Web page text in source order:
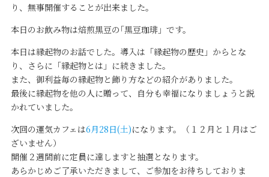
り、無事開催することが出来ました。
本日のお飲み物は焙煎黒豆の｢黒豆珈琲」です。
本日は縁起物のお話でした。導入は「縁起物の歴史」からとな
り、さらに「縁起物とは」に続きました。
また、御利益毎の縁起物と飾り方などの紹介がありました。
最後に縁起物を他の人に贈って、自分も幸福になりましょうと説
かれていました。
次回の運気カフェは6月28日(土)になります。（１２月と１月はご
ざいません）
開催２週間前に定員に達しますと抽選となります。
あらかじめご了承いただきまして、ご参加をお待ちしておりま